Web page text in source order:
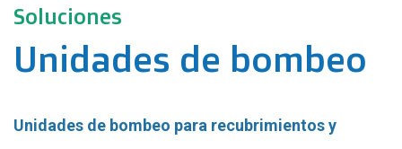
Soluciones
Unidades de bombeo
Unidades de bombeo para recubrimientos y